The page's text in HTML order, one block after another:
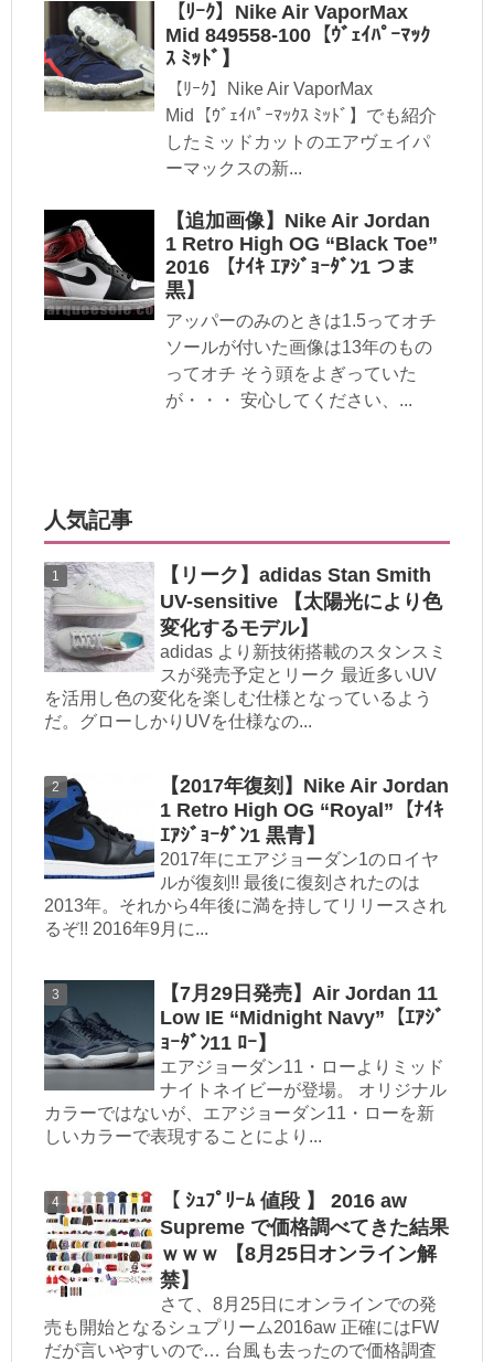
【ﾘｰｸ】Nike Air VaporMax
Mid 849558-100【ｳﾞｪｲﾊﾟｰﾏｯｸ
ｽ ﾐｯﾄﾞ】
【ﾘｰｸ】Nike Air VaporMax
Mid【ｳﾞｪｲﾊﾟｰﾏｯｸｽ ﾐｯﾄﾞ】でも紹介
したミッドカットのエアヴェイパ
ーマックスの新...
【追加画像】Nike Air Jordan
1 Retro High OG “Black Toe”
2016 【ﾅｲｷ ｴｱｼﾞｮｰﾀﾞﾝ1 つま
黒】
アッパーのみのときは1.5ってオチ
ソールが付いた画像は13年のもの
ってオチ そう頭をよぎっていた
が・・・ 安心してください、...
人気記事
【リーク】adidas Stan Smith
UV-sensitive 【太陽光により色
変化するモデル】
adidas より新技術搭載のスタンスミ
スが発売予定とリーク 最近多いUV
を活用し色の変化を楽しむ仕様となっているよう
だ。グローしかりUVを仕様なの...
【2017年復刻】Nike Air Jordan
1 Retro High OG “Royal”【ﾅｲｷ
ｴｱｼﾞｮｰﾀﾞﾝ1 黒青】
2017年にエアジョーダン1のロイヤ
ルが復刻!! 最後に復刻されたのは
2013年。それから4年後に満を持してリリースされ
るぞ!! 2016年9月に...
【7月29日発売】Air Jordan 11
Low IE “Midnight Navy”【ｴｱｼﾞ
ｮｰﾀﾞﾝ11 ﾛｰ】
エアジョーダン11・ローよりミッド
ナイトネイビーが登場。 オリジナル
カラーではないが、エアジョーダン11・ローを新
しいカラーで表現することにより...
【 ｼｭﾌﾟﾘｰﾑ 値段 】 2016 aw
Supreme で価格調べてきた結果
ｗｗｗ 【8月25日オンライン解
禁】
さて、8月25日にオンラインでの発
売も開始となるシュプリーム2016aw 正確にはFW
だが言いやすいので… 台風も去ったので価格調査